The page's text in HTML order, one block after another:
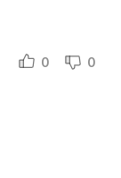
0 0